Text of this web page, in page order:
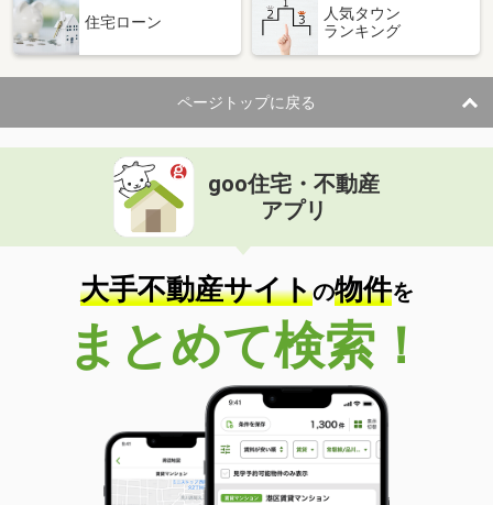
住宅ローン
人気タウン
ランキング
ページトップに戻る
goo住宅・不動産
アプリ
大手不動産サイトの物件を
まとめて検索！